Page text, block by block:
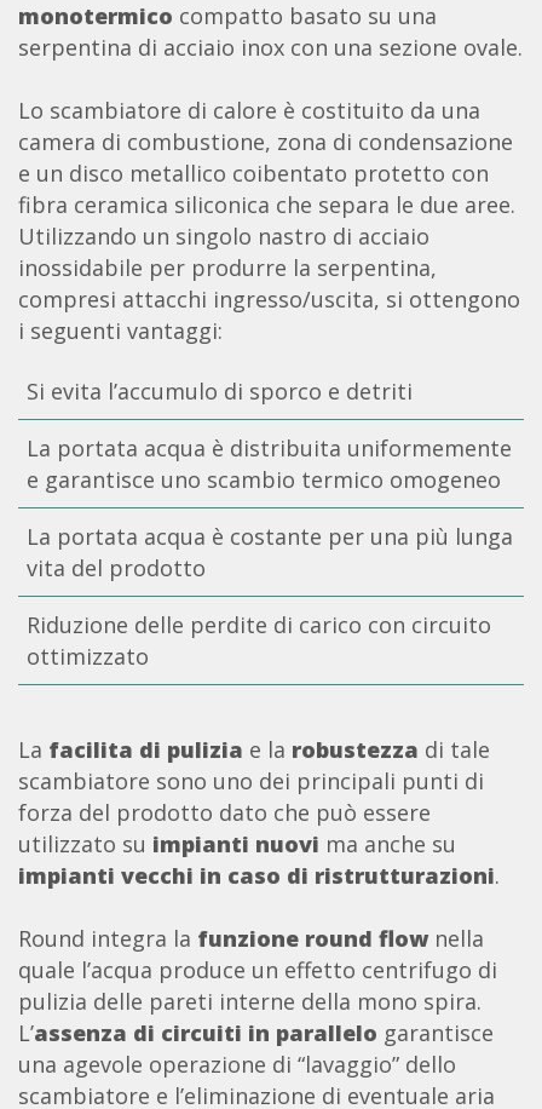
monotermico compatto basato su una
serpentina di acciaio inox con una sezione ovale.
Lo scambiatore di calore è costituito da una
camera di combustione, zona di condensazione
e un disco metallico coibentato protetto con
fibra ceramica siliconica che separa le due aree.
Utilizzando un singolo nastro di acciaio
inossidabile per produrre la serpentina,
compresi attacchi ingresso/uscita, si ottengono
i seguenti vantaggi:
Si evita l’accumulo di sporco e detriti
La portata acqua è distribuita uniformemente
e garantisce uno scambio termico omogeneo
La portata acqua è costante per una più lunga
vita del prodotto
Riduzione delle perdite di carico con circuito
ottimizzato
La facilita di pulizia e la robustezza di tale
scambiatore sono uno dei principali punti di
forza del prodotto dato che può essere
utilizzato su impianti nuovi ma anche su
impianti vecchi in caso di ristrutturazioni.
Round integra la funzione round flownella
quale l’acqua produce un effetto centrifugo di
pulizia delle pareti interne della mono spira.
L’assenza di circuiti in parallelo garantisce
una agevole operazione di “lavaggio” dello
scambiatore e l’eliminazione di eventuale aria